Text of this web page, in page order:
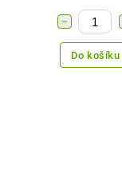
−
Do košíku